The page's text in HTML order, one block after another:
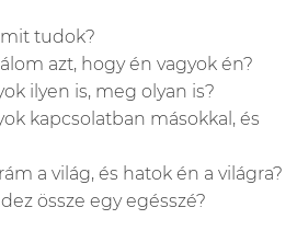
tudok?
azt, hogy én vagyok én?
ilyen is, meg olyan is?
kapcsolatban másokkal, és
a világ, és hatok én a világra?
össze egy egésszé?